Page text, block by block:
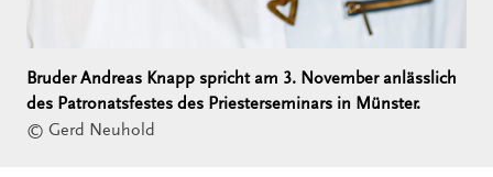
Bruder Andreas Knapp spricht am 3. November anlässlich
des Patronatsfestes des Priesterseminars in Münster.
© Gerd Neuhold